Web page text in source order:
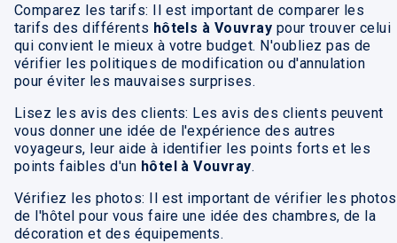
Comparez les tarifs: Il est important de comparer les
tarifs des différents hôtels à Vouvray pour trouver celui
qui convient le mieux à votre budget. N'oubliez pas de
vérifier les politiques de modification ou d'annulation
pour éviter les mauvaises surprises.
Lisez les avis des clients: Les avis des clients peuvent
vous donner une idée de l'expérience des autres
voyageurs, leur aide à identifier les points forts et les
points faibles d'un hôtel à Vouvray.
Vérifiez les photos: Il est important de vérifier les photos
de l'hôtel pour vous faire une idée des chambres, de la
décoration et des équipements.